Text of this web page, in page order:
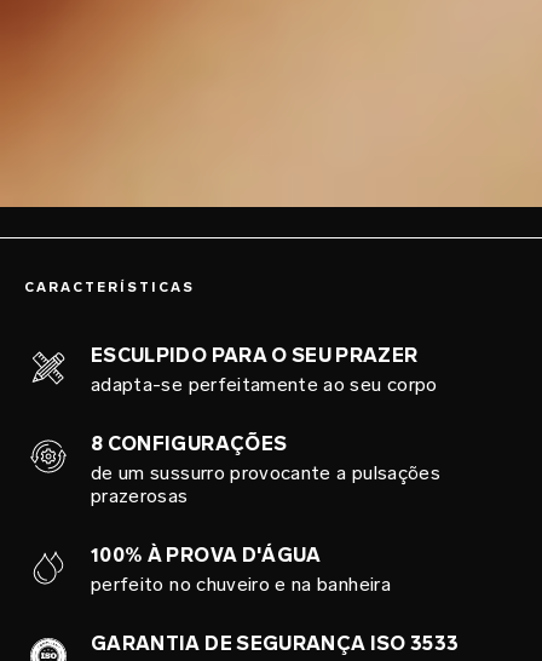
CARACTERÍSTICAS
ESCULPIDO PARA O SEU PRAZER
adapta-se perfeitamente ao seu corpo
8 CONFIGURAÇÕES
de um sussurro provocante a pulsações
prazerosas
100% À PROVA D'ÁGUA
perfeito no chuveiro e na banheira
GARANTIA DE SEGURANÇA ISO 3533